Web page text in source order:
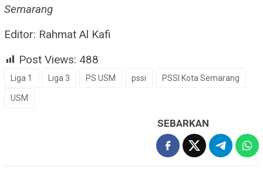
Semarang
Editor: Rahmat Al Kafi
Post Views: 488
Liga 1 Liga 3 PS USM pssi PSSI Kota Semarang
USM
SEBARKAN